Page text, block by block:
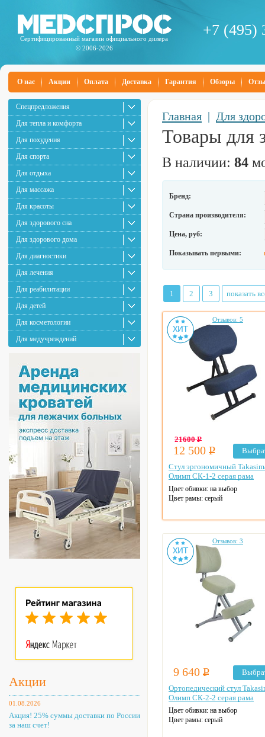
Сертифицированный магазин официального дилера
© 2006-2026
+7 (495)
О нас Акции Оплата Доставка Гарантия Обзоры
Спецпредложения
Для тепла и комфорта
Для похудения
Для спорта
Для отдыха
Для массажа
Для красоты
Для здорового сна
Для здорового дома
Для диагностики
Для лечения
Для реабилитации
Для детей
Для косметологии
Для медучреждений
Акции
01.08.2026
Акция! 25% суммы доставки по России
за наш счет!
Главная | Для
Товары для
В наличии: 84
Бренд:
Страна производителя:
Цена, руб:
Показывать первыми:
1 2 3 показать
Отзывов: 5
21600Р
12 500 Р
Стул эргономичный
Олимп СК-1-2 серая рама
Цвет обивки: на выбор
Цвет рамы: серый
Отзывов: 3
9 640 Р
Ортопедический стул
Олимп СК-2-2 серая рама
Цвет обивки: на выбор
Цвет рамы: серый